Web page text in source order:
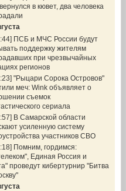
в кювет, два человека
ПСБ и МЧС России будут
поддержку жителям
при чрезвычайных
регионов
"Рыцари Сорока Островов"
меч: Wink объявляет о
съемок
сериала
В Самарской области
усиленную систему
участников СВО
Помним, гордимся:
Единая Россия и
проведут кибертурнир "Битва